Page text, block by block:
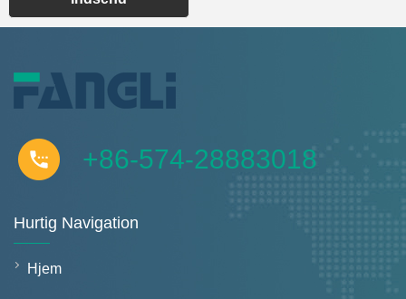
+86-574-28883018
Hurtig Navigation
Hjem